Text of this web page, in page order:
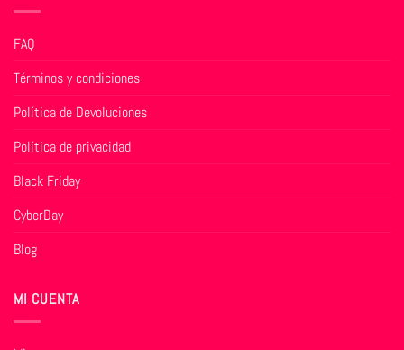
FAQ
Términos y condiciones
Política de Devoluciones
Política de privacidad
Black Friday
CyberDay
Blog
MI CUENTA